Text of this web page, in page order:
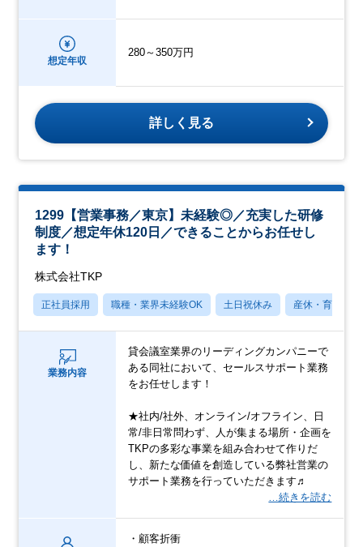
想定年収
280～350万円
詳しく見る
1299【営業事務／東京】未経験◎／充実した研修
制度／想定年休120日／できることからお任せし
ます！
株式会社TKP
正社員採用 職種・業界未経験OK 土日祝休み 産休・育休あり
業務内容
貸会議室業界のリーディングカンパニーで
ある同社において、セールスサポート業務
をお任せします！
★社内/社外、オンライン/オフライン、日
常/非日常問わず、人が集まる場所・企画を
TKPの多彩な事業を組み合わせて作りだ
し、新たな価値を創造している弊社営業の
サポート業務を行っていただきます♬
…続きを読む
・顧客折衝